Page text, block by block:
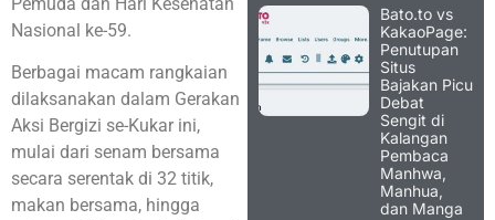
Nasional ke-59.
Berbagai macam rangkaian
dilaksanakan dalam Gerakan
Aksi Bergizi se-Kukar ini,
mulai dari senam bersama
secara serentak di 32 titik,
makan bersama, hingga
Bato.to vs
KakaoPage:
Penutupan
Situs
Bajakan Picu
Debat
Sengit di
Kalangan
Pembaca
Manhwa,
Manhua,
dan Manga